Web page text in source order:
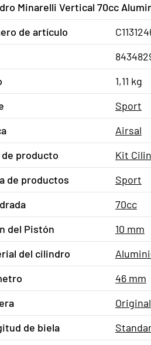
Minarelli Vertical 70cc
de artículo
1,11 kg
Sport
Airsal
producto
Kit
de productos
Sport
70cc
del Pistón
10 mm
del cilindro
46 mm
Original
de biela